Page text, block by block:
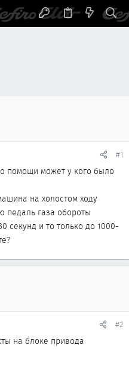
#1
помощи может у кого было
на холостом ходу
педаль газа обороты
секунд и то только до 1000-
#2
на блоке привода